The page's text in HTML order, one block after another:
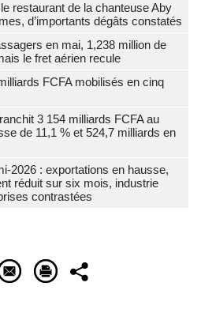
restaurant de la chanteuse Aby
d’importants dégâts constatés
en mai, 1,238 million de
le fret aérien recule
FCFA mobilisés en cinq
3 154 milliards FCFA au
de 11,1 % et 524,7 milliards en
2026 : exportations en hausse,
réduit sur six mois, industrie
contrastées